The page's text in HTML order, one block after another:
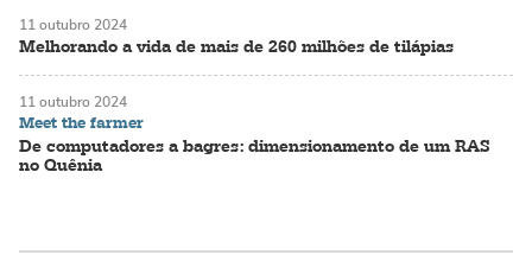
Melhorando a vida de mais de 260 milhões de tilápias
11 outubro 2024
Meet the farmer
De computadores a bagres: dimensionamento de um RAS
no Quênia
11 outubro 2024